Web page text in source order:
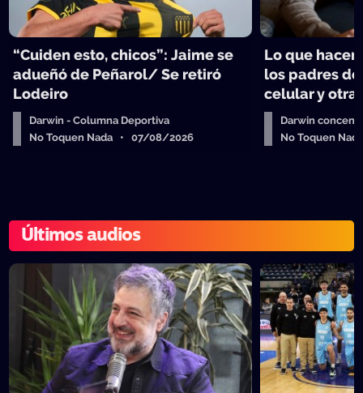
“Cuiden esto, chicos”: Jaime se
adueñó de Peñarol/ Se retiró
Lodeiro
Darwin - Columna Deportiva
No Toquen Nada • 07/08/2026
Lo que
los padres
celular y
Darwin
No Toquen
Últimos audios